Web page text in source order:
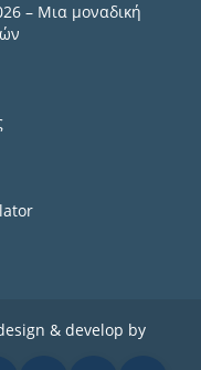
– Μια μοναδική
& develop by